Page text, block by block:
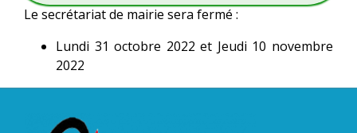
Le secrétariat de mairie sera fermé :
Lundi 31 octobre 2022 et Jeudi 10 novembre
2022